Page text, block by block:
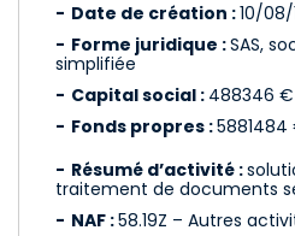
Date de création :10/08/
Forme juridique :SAS,
simplifiée
Capital social : 488346 €
Fonds propres :5881484
Résumé d’activité :
traitement de documents
NAF :58.19Z – Autres